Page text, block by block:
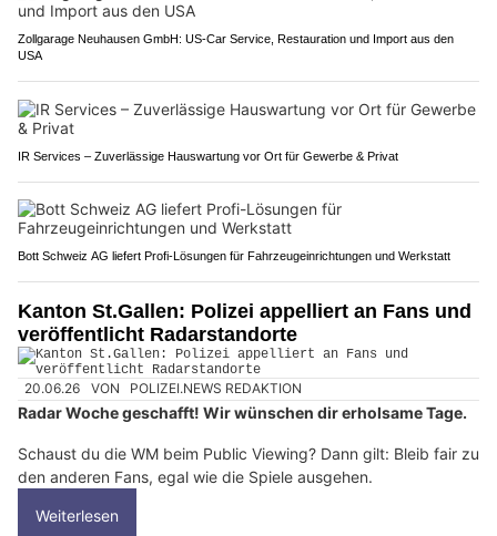
Zollgarage Neuhausen GmbH: US-Car Service, Restauration und Import aus den
USA
IR Services – Zuverlässige Hauswartung vor Ort für Gewerbe & Privat
Bott Schweiz AG liefert Profi-Lösungen für Fahrzeugeinrichtungen und Werkstatt
Kanton St.Gallen: Polizei appelliert an Fans und
veröffentlicht Radarstandorte
20.06.26 VON POLIZEI.NEWS REDAKTION
Radar Woche geschafft! Wir wünschen dir erholsame Tage.
Schaust du die WM beim Public Viewing? Dann gilt: Bleib fair zu
den anderen Fans, egal wie die Spiele ausgehen.
Weiterlesen